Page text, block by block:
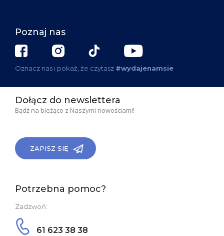
Poznaj nas
Oznacz nas i pokaż, że czytasz #wydajenamsie
Dołącz do newslettera
Bądź na bieżąco z Naszymi nowościami!
ZAPISZ SIĘ
Potrzebna pomoc?
Zadzwoń:
61 623 38 38